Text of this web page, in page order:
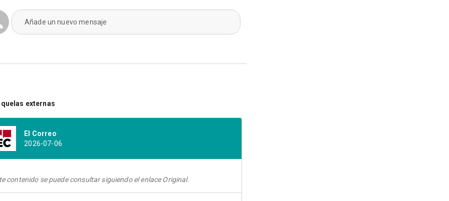
Añade un nuevo mensaje
externas
El Correo
2026-07-06
contenido se puede consultar siguiendo el enlace Original.